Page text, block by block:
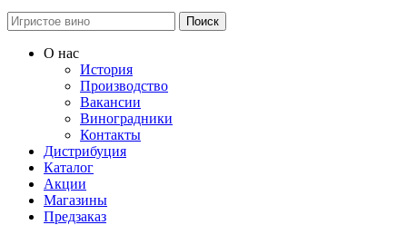
Поиск
О нас
История
Производство
Вакансии
Виноградники
Контакты
Дистрибуция
Каталог
Акции
Магазины
Предзаказ